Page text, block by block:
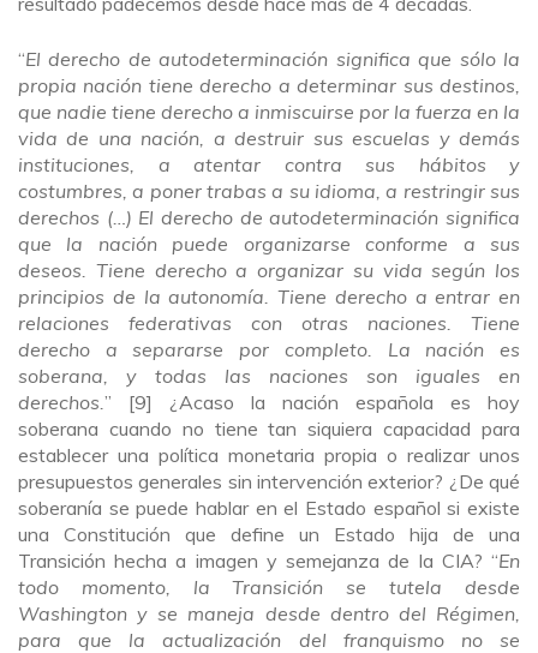
“El derecho de autodeterminación significa que sólo la
propia nación tiene derecho a determinar sus destinos,
que nadie tiene derecho a inmiscuirse por la fuerza en la
vida de una nación, a destruir sus escuelas y demás
instituciones, a atentar contra sus hábitos y
costumbres, a poner trabas a su idioma, a restringir sus
derechos (…) El derecho de autodeterminación significa
que la nación puede organizarse conforme a sus
deseos. Tiene derecho a organizar su vida según los
principios de la autonomía. Tiene derecho a entrar en
relaciones federativas con otras naciones. Tiene
derecho a separarse por completo. La nación es
soberana, y todas las naciones son iguales en
derechos. ” [9] ¿Acaso la nación española es hoy
soberana cuando no tiene tan siquiera capacidad para
establecer una política monetaria propia o realizar unos
presupuestos generales sin intervención exterior? ¿De qué
soberanía se puede hablar en el Estado español si existe
una Constitución que define un Estado hija de una
Transición hecha a imagen y semejanza de la CIA? “En
todo momento, la Transición se tutela desde
Washington y se maneja desde dentro del Régimen,
para que la actualización del franquismo no se